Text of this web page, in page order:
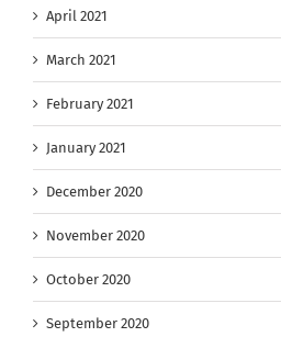
April 2021
March 2021
February 2021
January 2021
December 2020
November 2020
October 2020
September 2020